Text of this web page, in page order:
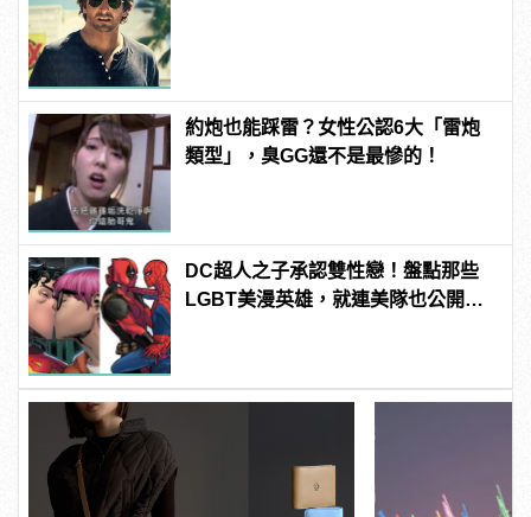
約炮也能踩雷？女性公認6大「雷炮
類型」，臭GG還不是最慘的！
DC超人之子承認雙性戀！盤點那些
LGBT美漫英雄，就連美隊也公開出